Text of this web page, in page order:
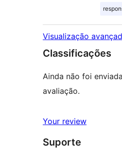
Visualização
Classificações
Ainda não foi
avaliação.
Your review
Suporte